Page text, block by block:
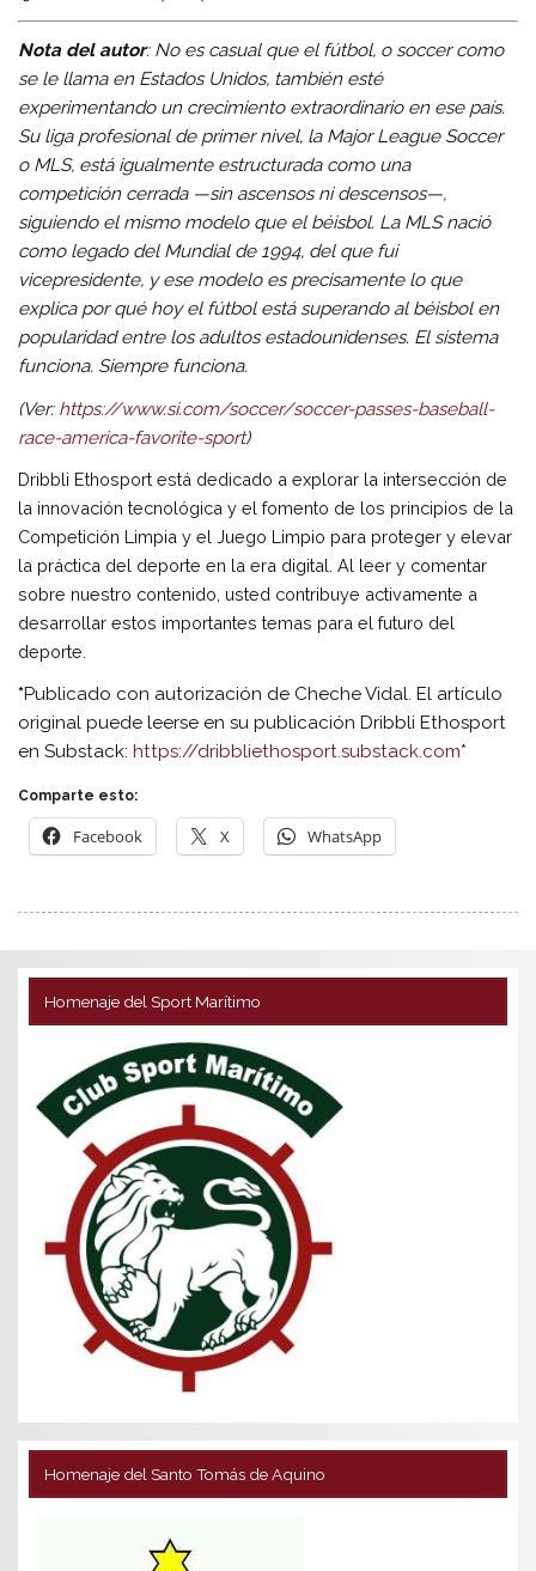
Nota del autor: No es casual que el fútbol, o soccer como
se le llama en Estados Unidos, también esté
experimentando un crecimiento extraordinario en ese país.
Su liga profesional de primer nivel, la Major League Soccer
o MLS, está igualmente estructurada como una
competición cerrada —sin ascensos ni descensos—,
siguiendo el mismo modelo que el béisbol. La MLS nació
como legado del Mundial de 1994, del que fui
vicepresidente, y ese modelo es precisamente lo que
explica por qué hoy el fútbol está superando al béisbol en
popularidad entre los adultos estadounidenses. El sistema
funciona. Siempre funciona.
(Ver: https://www.si.com/soccer/soccer-passes-baseball-
race-america-favorite-sport)
Dribbli Ethosport está dedicado a explorar la intersección de
la innovación tecnológica y el fomento de los principios de la
Competición Limpia y el Juego Limpio para proteger y elevar
la práctica del deporte en la era digital. Al leer y comentar
sobre nuestro contenido, usted contribuye activamente a
desarrollar estos importantes temas para el futuro del
deporte.
*Publicado con autorización de Cheche Vidal. El artículo
original puede leerse en su publicación Dribbli Ethosport
en Substack: https://dribbliethosport.substack.com*
Comparte esto:
Facebook X WhatsApp
Homenaje del Sport Marítimo
Homenaje del Santo Tomás de Aquino